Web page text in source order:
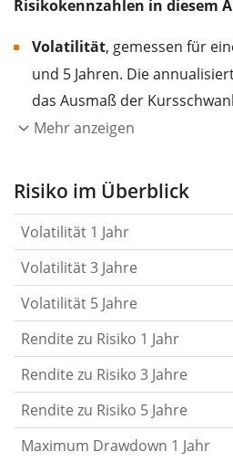
Risikokennzahlen in diesem
Volatilität, gemessen für
und 5 Jahren. Die
das Ausmaß der
eines Jahres wider.
Aktie, des ETF, usw.) in der
gelten im Allgemeinen als
berechnen die Volatilität
letzten 1, 3 und 5 Jahre,
die Kursschwankungen im
oder schwächer wurden.
findest du in unserem Artikel:
Risikomaß.
Rendite pro Risikofür
Jahren. Diese Kennzahl ist
Mehr anzeigen
Risiko im Überblick
Volatilität 1 Jahr
Volatilität 3 Jahre
Volatilität 5 Jahre
Rendite zu Risiko 1 Jahr
Rendite zu Risiko 3 Jahre
Rendite zu Risiko 5 Jahre
Maximum Drawdown 1 Jahr